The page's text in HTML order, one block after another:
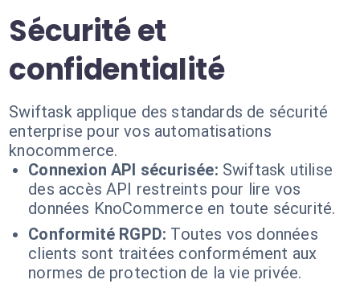
Sécurité et
confidentialité
Swiftask applique des standards de sécurité
enterprise pour vos automatisations
knocommerce.
Connexion API sécurisée: Swiftask utilise
des accès API restreints pour lire vos
données KnoCommerce en toute sécurité.
Conformité RGPD: Toutes vos données
clients sont traitées conformément aux
normes de protection de la vie privée.